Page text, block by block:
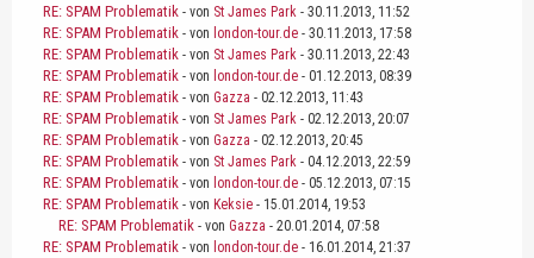
RE: SPAM Problematik - von St James Park - 30.11.2013, 11:52
RE: SPAM Problematik - von london-tour.de - 30.11.2013, 17:58
RE: SPAM Problematik - von St James Park - 30.11.2013, 22:43
RE: SPAM Problematik - von london-tour.de - 01.12.2013, 08:39
RE: SPAM Problematik - von Gazza - 02.12.2013, 11:43
RE: SPAM Problematik - von St James Park - 02.12.2013, 20:07
RE: SPAM Problematik - von Gazza - 02.12.2013, 20:45
RE: SPAM Problematik - von St James Park - 04.12.2013, 22:59
RE: SPAM Problematik - von london-tour.de - 05.12.2013, 07:15
RE: SPAM Problematik - von Keksie - 15.01.2014, 19:53
RE: SPAM Problematik - von Gazza - 20.01.2014, 07:58
RE: SPAM Problematik - von london-tour.de - 16.01.2014, 21:37